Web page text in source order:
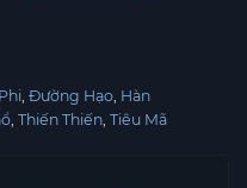
Đường Hạo Hàn
Thiến Thiến Tiêu Mã